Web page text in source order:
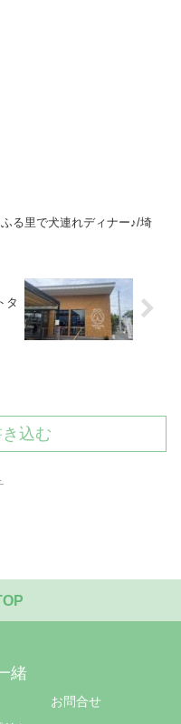
る里で犬連れディナー♪/埼
タ
込む
緒
お問合せ